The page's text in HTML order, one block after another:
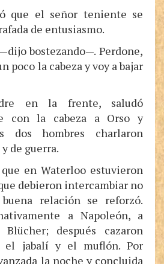
que el señor teniente se
de entusiasmo.
bostezando—. Perdone,
poco la cabeza y voy a bajar
en la frente, saludó
con la cabeza a Orso y
dos hombres charlaron
de guerra.
en Waterloo estuvieron
debieron intercambiar no
buena relación se reforzó.
a Napoleón, a
después cazaron
el jabalí y el muflón. Por
la noche y concluida